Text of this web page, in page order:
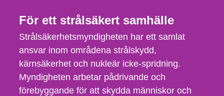
För ett strålsäkert samhälle
Strålsäkerhetsmyndigheten har ett samlat
ansvar inom områdena strålskydd,
kärnsäkerhet och nukleär icke-spridning.
Myndigheten arbetar pådrivande och
förebyggande för att skydda människor och